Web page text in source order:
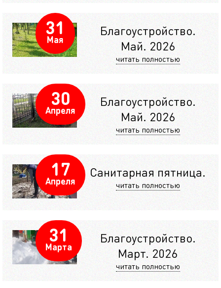
31
Мая
Благоустройство.
Май. 2026
читать полностью
30
Апреля
Благоустройство.
Май. 2026
читать полностью
17
Апреля
Санитарная пятница.
читать полностью
31
Марта
Благоустройство.
Март. 2026
читать полностью